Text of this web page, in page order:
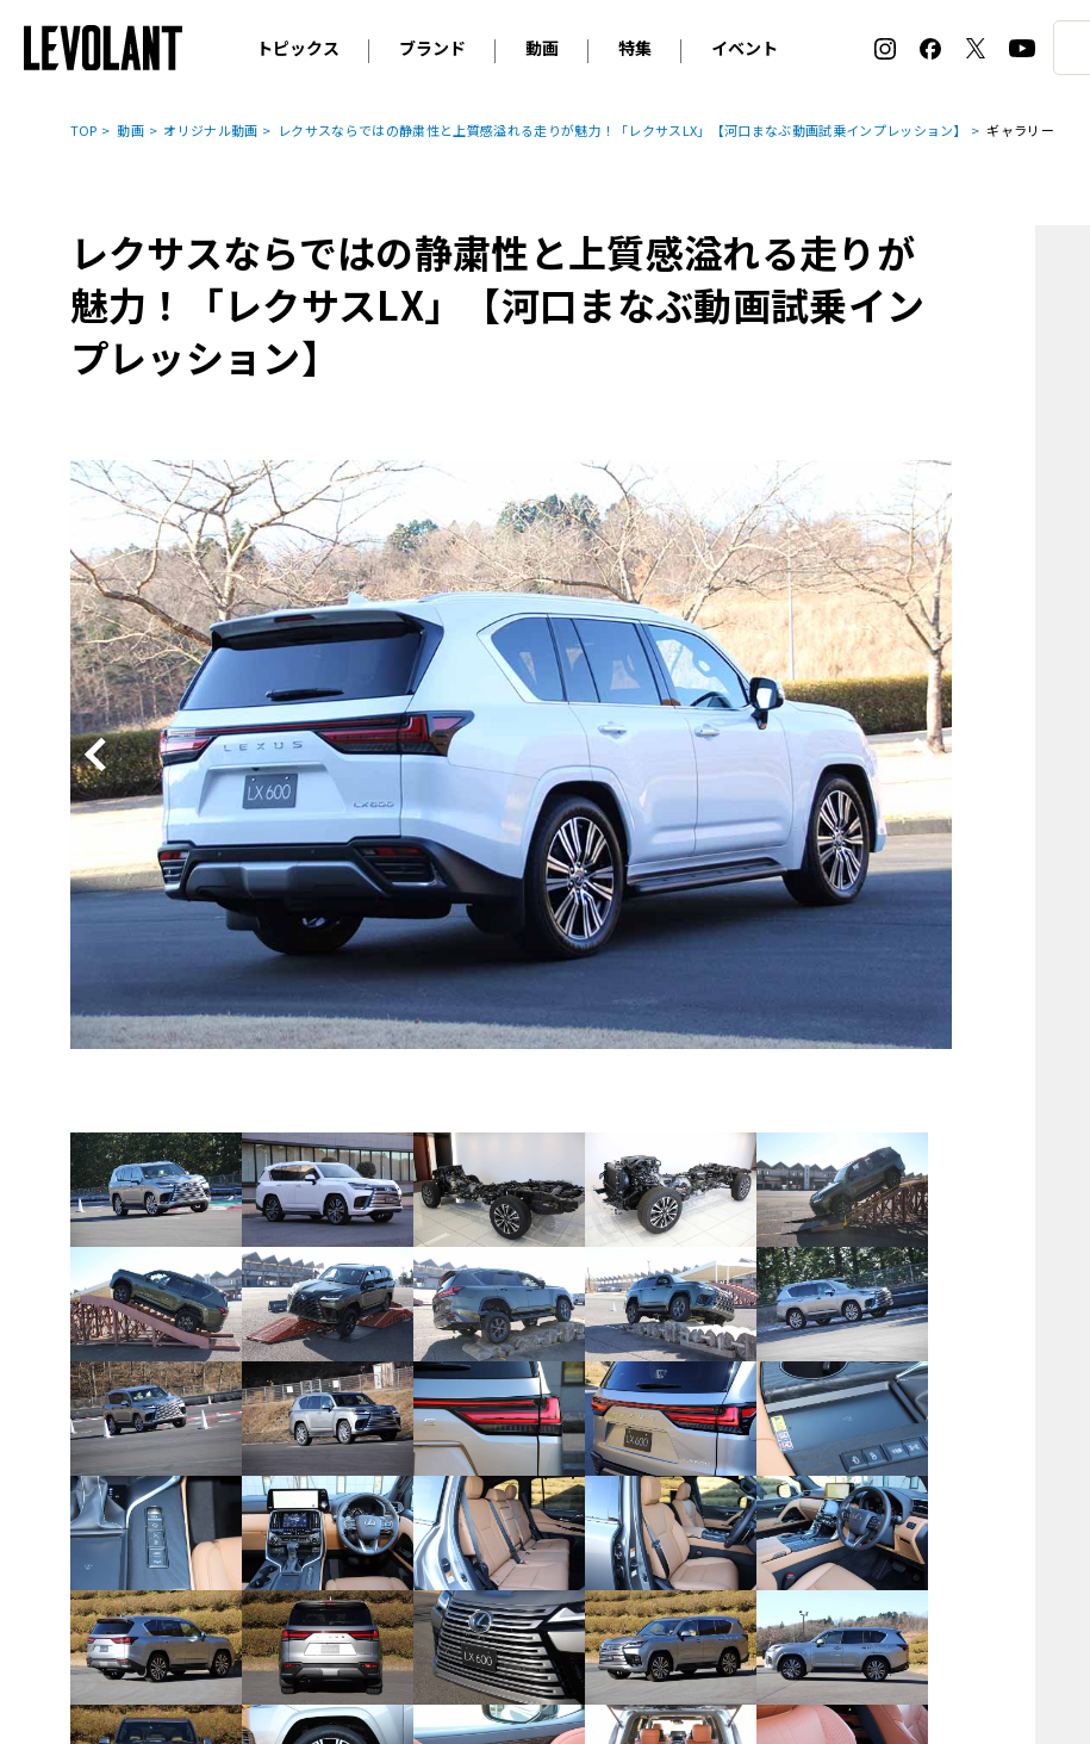
トピックス
ニュース
コラム
ブランド
輸入車 アウディ BMW
アルピナ
プジョー
ルノー
アバルト
アルファ・ロメオ
フェラーリ
ランボルギーニ
マセラティ
アストン・マーティン
ジープ
テスラ
ヒョンデ
BYD
その他
国産車 レクサス トヨタ
日産
スバル
マツダ
ダイハツ
スズキ
その他
動画
オリジナル動画
特集
2026 サマータイヤ＆ホイール バイヤーズガイド
ホイールカタログ
タイヤ特集
イベント
ル・ボラン カーズ・ミート2026横浜
EV:LIFE KOBE 2025
ル・ボラン カーズ・ミート2025横浜
TOP 動画 オリジナル動画 レクサスならではの静粛性と上質感溢れる走りが魅力！「レクサスLX」【河口まなぶ動画試乗インプレッション】 ギャラリー
レクサスならではの静粛性と上質感溢れる走りが
魅力！「レクサスLX」【河口まなぶ動画試乗イン
プレッション】